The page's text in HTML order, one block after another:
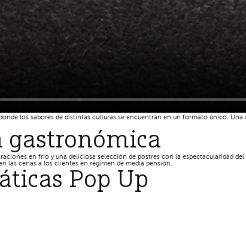
los sabores de distintas culturas se encuentran en un formato único.
gastronómica
en frío y una deliciosa selección de postres con la espectacularidad
las cenas a los clientes en régimen de media pensión.
Pop Up